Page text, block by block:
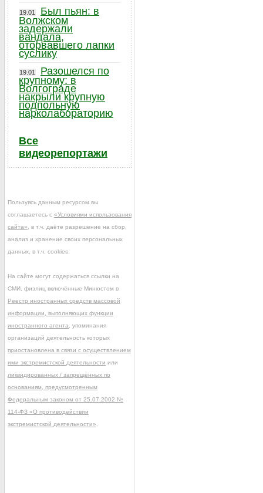
19.01
Был пьян: в
Волжском
задержали
вандала,
оторвавшего лапки
суслику
19.01
Разошелся по
крупному: в
Волгограде
накрыли крупную
подпольную
нарколабораторию
Все
видеорепортажи
Пользуясь данным ресурсом вы
соглашаетесь с «Условиями использования
сайта» , в т.ч. даёте разрешение на сбор,
анализ и хранение своих персональных
данных, в т.ч. cookies.
На сайте могут содержаться ссылки на
СМИ, физлиц включённые Минюстом в
Реестр иностранных средств массовой
информации, выполняющих функции
иностранного агента , упоминания
организаций деятельность которых
приостановлена в связи с осуществлением
ими экстремистской деятельности или
ликвидированных / запрещённых по
основаниям, предусмотренным
Федеральным законом от 25.07.2002 №
114-ФЗ «О противодействии
экстремистской деятельности»